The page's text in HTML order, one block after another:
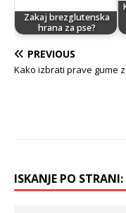
Zakaj brezglutenska
hrana za pse?
PREVIOUS
Kako izbrati prave gume
ISKANJE PO STRANI: